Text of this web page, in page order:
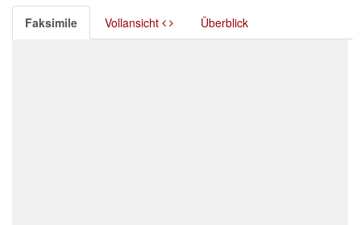
Faksimile Vollansicht Überblick